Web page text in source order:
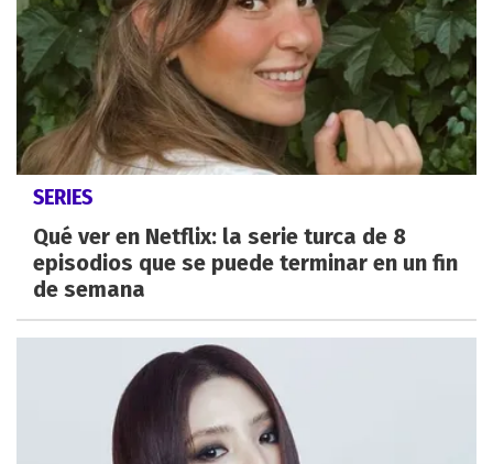
SERIES
Qué ver en Netflix: la serie turca de 8
episodios que se puede terminar en un fin
de semana